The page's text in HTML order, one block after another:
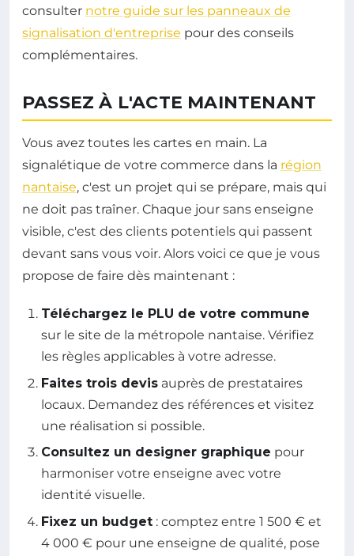
consulter notre guide sur les panneaux de
signalisation d'entreprise pour des conseils
complémentaires.
PASSEZ À L'ACTE MAINTENANT
Vous avez toutes les cartes en main. La
signalétique de votre commerce dans la région
nantaise, c'est un projet qui se prépare, mais qui
ne doit pas traîner. Chaque jour sans enseigne
visible, c'est des clients potentiels qui passent
devant sans vous voir. Alors voici ce que je vous
propose de faire dès maintenant :
Téléchargez le PLU de votre commune
sur le site de la métropole nantaise. Vérifiez
les règles applicables à votre adresse.
Faites trois devis auprès de prestataires
locaux. Demandez des références et visitez
une réalisation si possible.
Consultez un designer graphique pour
harmoniser votre enseigne avec votre
identité visuelle.
Fixez un budget : comptez entre 1 500 € et
4 000 € pour une enseigne de qualité, pose